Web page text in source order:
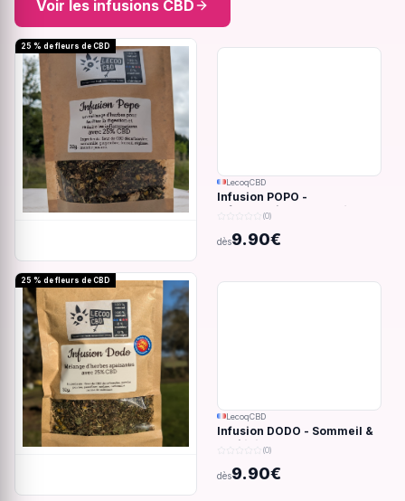
Voir les infusions CBD
25 % de fleurs de CBD
LecoqCBD
Infusion POPO -
Inflammations du système
digestif - 32g
(0)
dès9.90€
25 % de fleurs de CBD
LecoqCBD
Infusion DODO - Sommeil &
anxiété - 32g
(0)
dès9.90€